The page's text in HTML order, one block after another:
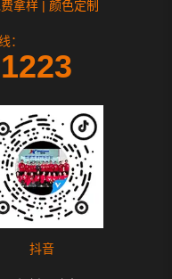
拿样 | 颜色定制
：
抖音